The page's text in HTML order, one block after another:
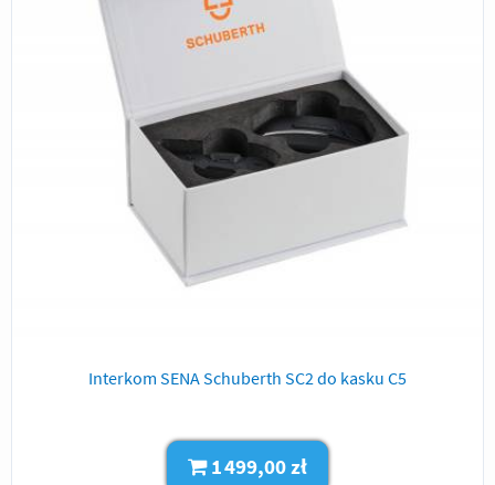
Interkom SENA Schuberth SC2 do kasku C5
1 499,00 zł